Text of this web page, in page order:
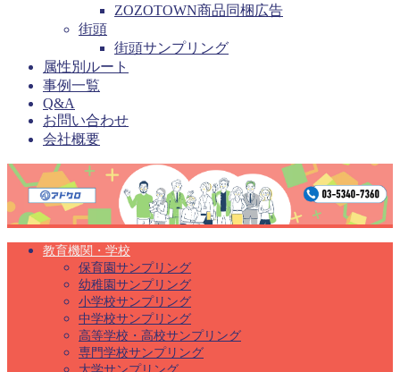
ZOZOTOWN商品同梱広告
街頭
街頭サンプリング
属性別ルート
事例一覧
Q&A
お問い合わせ
会社概要
教育機関・学校
保育園サンプリング
幼稚園サンプリング
小学校サンプリング
中学校サンプリング
高等学校・高校サンプリング
専門学校サンプリング